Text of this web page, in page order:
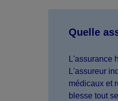
Quelle
L'assurance
L'assureur
médicaux et
blesse tout